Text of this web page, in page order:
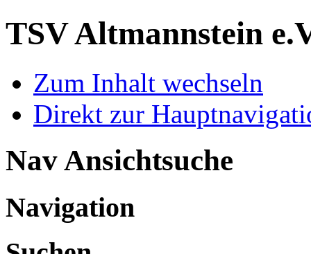
TSV Altmannstein
Zum Inhalt wechseln
Direkt zur
Nav Ansichtsuche
Navigation